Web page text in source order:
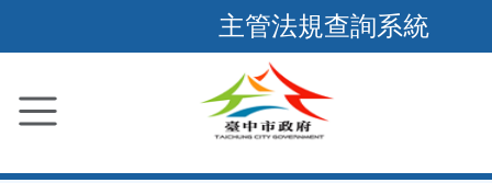
到
要
主管法規查詢系統